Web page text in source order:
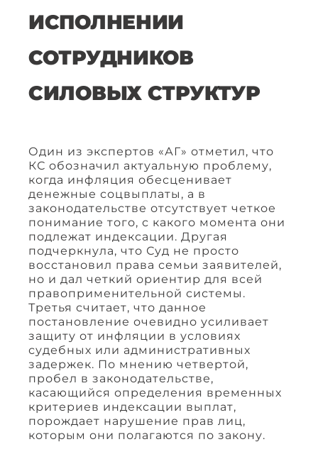
ИСПОЛНЕНИИ
СОТРУДНИКОВ
СИЛОВЫХ СТРУКТУР
Один из экспертов «АГ» отметил, что
КС обозначил актуальную проблему,
когда инфляция обесценивает
денежные соцвыплаты, а в
законодательстве отсутствует четкое
понимание того, с какого момента они
подлежат индексации. Другая
подчеркнула, что Суд не просто
восстановил права семьи заявителей,
но и дал четкий ориентир для всей
правоприменительной системы.
Третья считает, что данное
постановление очевидно усиливает
защиту от инфляции в условиях
судебных или административных
задержек. По мнению четвертой,
пробел в законодательстве,
касающийся определения временных
критериев индексации выплат,
порождает нарушение прав лиц,
которым они полагаются по закону.